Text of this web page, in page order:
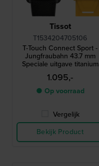
Tissot
T1534204705106
T-Touch Connect Sport -
Jungfraubahn 43.7 mm
Speciale uitgave titanium
solar Bluetooth horloge met
AMOLED touchscreen
1.095,-
● Op voorraad
Vergelijk
Bekijk Product